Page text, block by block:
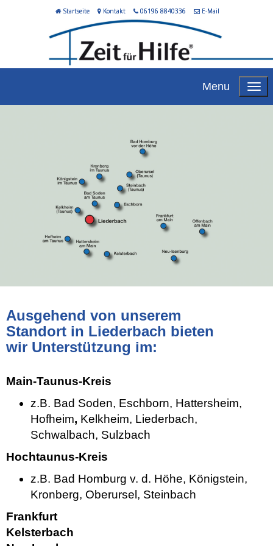
Startseite Kontakt 06196 8840336 E-Mail
Menu
Ausgehend von unserem
Standort in Liederbach bieten
wir Unterstützung im:
Main-Taunus-Kreis
z.B. Bad Soden, Eschborn, Hattersheim,
Hofheim, Kelkheim, Liederbach,
Schwalbach, Sulzbach
Hochtaunus-Kreis
z.B. Bad Homburg v. d. Höhe, Königstein,
Kronberg, Oberursel, Steinbach
Frankfurt
Kelsterbach